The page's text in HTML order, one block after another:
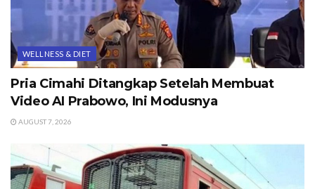
WELLNESS & DIET
Pria Cimahi Ditangkap Setelah Membuat
Video AI Prabowo, Ini Modusnya
AUGUST 7, 2026